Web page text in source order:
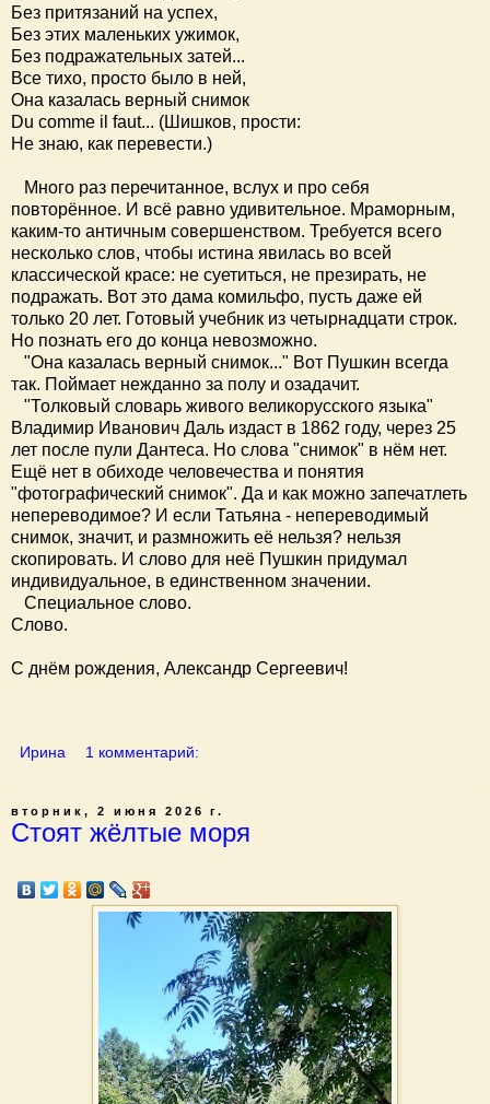
Без притязаний на успех,
Без этих маленьких ужимок,
Без подражательных затей...
Все тихо, просто было в ней,
Она казалась верный снимок
Du comme il faut... (Шишков, прости:
Не знаю, как перевести.)
Много раз перечитанное, вслух и про себя
повторённое. И всё равно удивительное. Мраморным,
каким-то античным совершенством. Требуется всего
несколько слов, чтобы истина явилась во всей
классической красе: не суетиться, не презирать, не
подражать. Вот это дама комильфо, пусть даже ей
только 20 лет. Готовый учебник из четырнадцати строк.
Но познать его до конца невозможно.
"Она казалась верный снимок..." Вот Пушкин всегда
так. Поймает нежданно за полу и озадачит.
"Толковый словарь живого великорусского языка"
Владимир Иванович Даль издаст в 1862 году, через 25
лет после пули Дантеса. Но слова "снимок" в нём нет.
Ещё нет в обиходе человечества и понятия
"фотографический снимок". Да и как можно запечатлеть
непереводимое? И если Татьяна - непереводимый
снимок, значит, и размножить её нельзя? нельзя
скопировать. И слово для неё Пушкин придумал
индивидуальное, в единственном значении.
Специальное слово.
Слово.
С днём рождения, Александр Сергеевич!
Ирина 1 комментарий:
вторник, 2 июня 2026 г.
Стоят жёлтые моря